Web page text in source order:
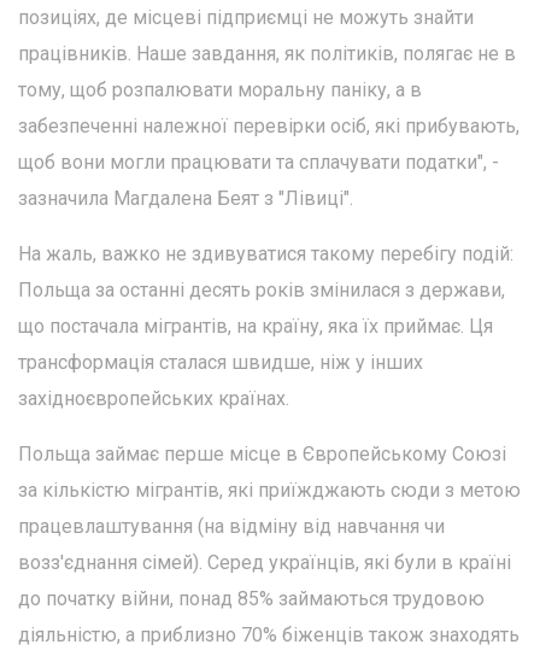
позиціях, де місцеві підприємці не можуть знайти
працівників. Наше завдання, як політиків, полягає не в
тому, щоб розпалювати моральну паніку, а в
забезпеченні належної перевірки осіб, які прибувають,
щоб вони могли працювати та сплачувати податки", -
зазначила Магдалена Беят з "Лівиці".
На жаль, важко не здивуватися такому перебігу подій:
Польща за останні десять років змінилася з держави,
що постачала мігрантів, на країну, яка їх приймає. Ця
трансформація сталася швидше, ніж у інших
західноєвропейських країнах.
Польща займає перше місце в Європейському Союзі
за кількістю мігрантів, які приїжджають сюди з метою
працевлаштування (на відміну від навчання чи
возз'єднання сімей). Серед українців, які були в країні
до початку війни, понад 85% займаються трудовою
діяльністю, а приблизно 70% біженців також знаходять